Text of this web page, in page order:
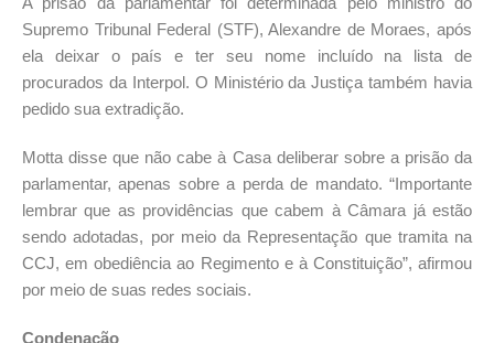
Supremo Tribunal Federal (STF), Alexandre de Moraes, após
ela deixar o país e ter seu nome incluído na lista de
procurados da Interpol. O Ministério da Justiça também havia
pedido sua extradição.
Motta disse que não cabe à Casa deliberar sobre a prisão da
parlamentar, apenas sobre a perda de mandato. “Importante
lembrar que as providências que cabem à Câmara já estão
sendo adotadas, por meio da Representação que tramita na
CCJ, em obediência ao Regimento e à Constituição”, afirmou
por meio de suas redes sociais.
Condenação